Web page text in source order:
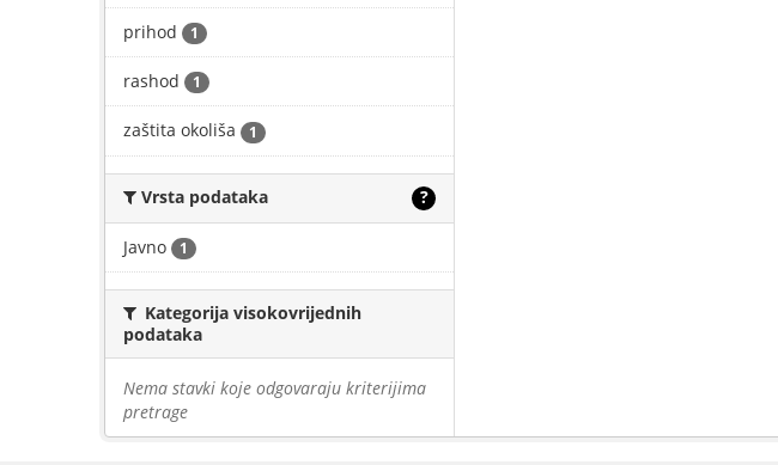
prihod 1
rashod 1
zaštita okoliša 1
Vrsta podataka ?
Javno 1
Kategorija visokovrijednih
podataka
Nema stavki koje odgovaraju kriterijima
pretrage